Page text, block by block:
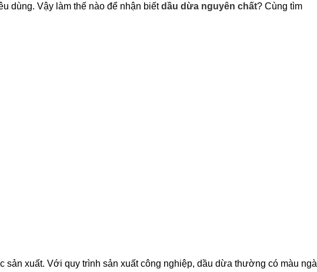
dùng. Vậy làm thế nào để nhận biếtdầu dừa nguyên chất? Cùng tìm
xuất. Với quy trình sản xuất công nghiệp, dầu dừa thường có màu ngà